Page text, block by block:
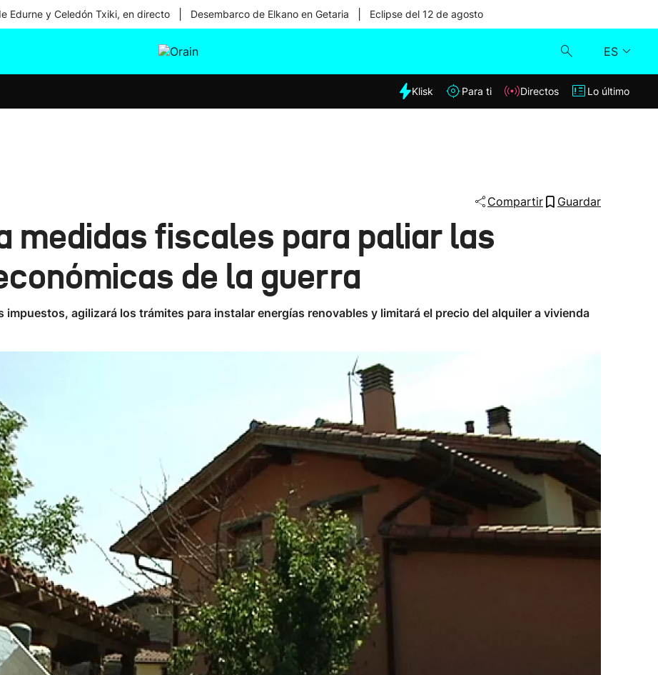
Edurne y Celedón Txiki, en directo Desembarco de Elkano en Getaria Eclipse del 12 de agosto
ES
Klisk
Klisk Para ti Directos Lo último
Compartir Guardar
medidas fiscales para paliar las
de la guerra
impuestos, agilizará los trámites para instalar energías renovables y limitará el precio del alquiler a vivienda